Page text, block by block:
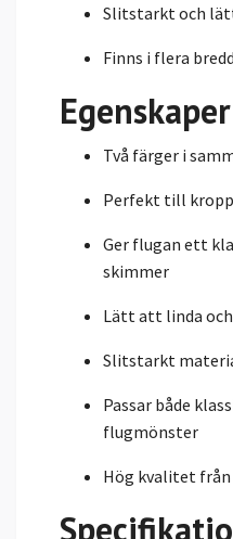
Slitstarkt och
Finns i flera
Egenskaper
Två färger i
Perfekt till
Ger flugan ett
skimmer
Lätt att linda
Slitstarkt
Passar både
flugmönster
Hög kvalitet från